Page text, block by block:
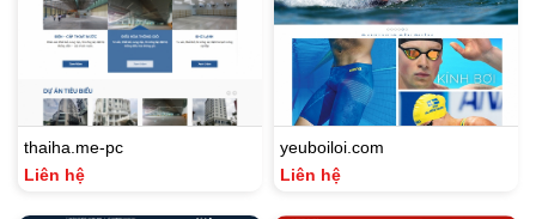
thaiha.me-pc
Liên hệ
yeuboiloi.com
Liên hệ